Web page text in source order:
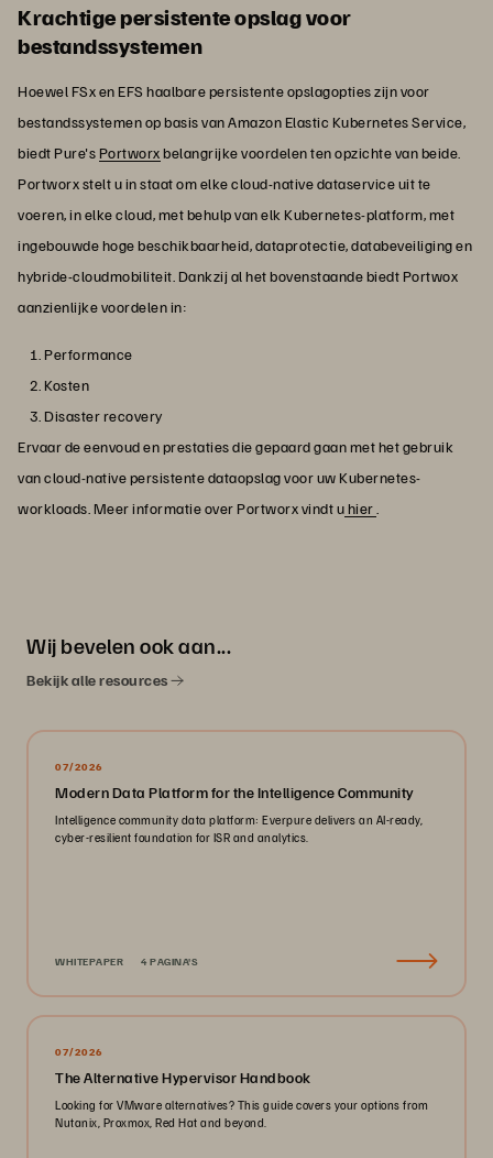
Krachtige persistente opslag voor
bestandssystemen
Hoewel FSx en EFS haalbare persistente opslagopties zijn voor
bestandssystemen op basis van Amazon Elastic Kubernetes Service,
biedt Pure'sPortworxbelangrijke voordelen ten opzichte van beide.
Portworx stelt u in staat om elke cloud-native dataservice uit te
voeren, in elke cloud, met behulp van elk Kubernetes-platform, met
ingebouwde hoge beschikbaarheid, dataprotectie, databeveiliging en
hybride-cloudmobiliteit. Dankzij al het bovenstaande biedt Portwox
aanzienlijke voordelen in:
Performance
Kosten
Disaster recovery
Ervaar de eenvoud en prestaties die gepaard gaan met het gebruik
van cloud-native persistente dataopslag voor uw Kubernetes-
workloads. Meer informatie over Portworx vindt uhier
Wij bevelen ook aan...
Bekijk alle resources
07/2026
Modern Data Platform for the Intelligence Community
Intelligence community data platform: Everpure delivers an AI-ready,
cyber-resilient foundation for ISR and analytics.
WHITEPAPER 4 PAGINA'S
07/2026
The Alternative Hypervisor Handbook
Looking for VMware alternatives? This guide covers your options from
Nutanix, Proxmox, Red Hat and beyond.